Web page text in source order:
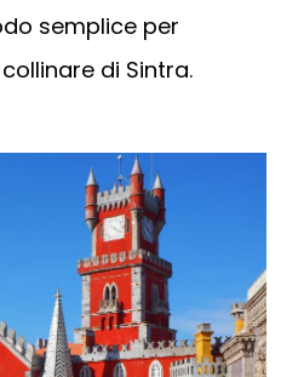
semplice per
di Sintra.